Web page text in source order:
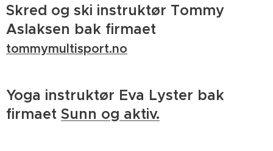
Skred og ski instruktør Tommy
Aslaksen bak firmaet
tommymultisport.no
Yoga instruktør Eva Lyster bak
firmaet Sunn og aktiv.